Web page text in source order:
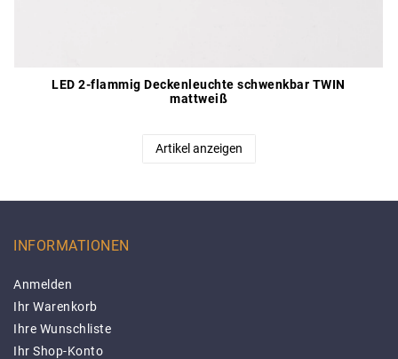
LED 2-flammig Deckenleuchte schwenkbar TWIN
mattweiß
Artikel anzeigen
INFORMATIONEN
Anmelden
Ihr Warenkorb
Ihre Wunschliste
Ihr Shop-Konto